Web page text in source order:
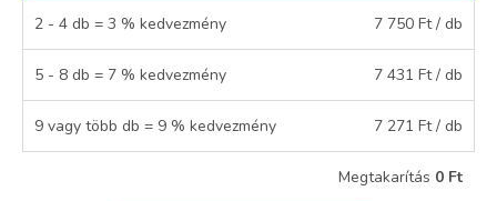
2 - 4 db = 3 % kedvezmény 7 750 Ft/ db
5 - 8 db = 7 % kedvezmény 7 431 Ft/ db
9 vagy több db = 9 % kedvezmény 7 271 Ft/ db
Megtakarítás 0 Ft